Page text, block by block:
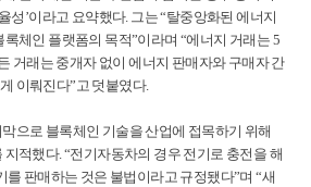
성’이라고 요약했다. 그는 “탈중앙화된 에너지
체인 플랫폼의 목적”이라며 “에너지 거래는 5
거래는 중개자 없이 에너지 판매자와 구매자 간
이뤄진다”고 덧붙였다.
으로 블록체인 기술을 산업에 접목하기 위해
적했다. “전기자동차의 경우 전기로 충전을 해
를 판매하는 것은 불법이라고 규정됐다”며 “새